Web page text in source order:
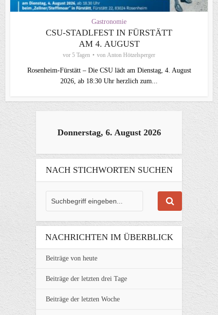
Gastronomie
CSU‑STADLFEST IN FÜRSTÄTT
AM 4. AUGUST
vor 5 Tagen von Anton Hötzelsperger
Rosenheim‑Fürstätt – Die CSU lädt am Dienstag, 4. August
2026, ab 18:30 Uhr herzlich zum...
Donnerstag, 6. August 2026
NACH STICHWORTEN SUCHEN
NACHRICHTEN IM ÜBERBLICK
Beiträge von heute
Beiträge der letzten drei Tage
Beiträge der letzten Woche